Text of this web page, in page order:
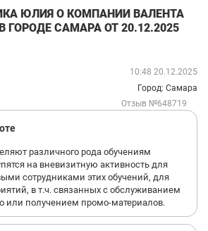
ЮЛИЯ О КОМПАНИИ ВАЛЕНТА
САМАРА ОТ 20.12.2025
10:48 20.12.2025
Город: Самара
Отзыв №648719
различного рода обучениям
на вневизитную активность для
сотрудниками этих обучений, для
в т.ч. связанных с обслуживанием
или получением промо-материалов.